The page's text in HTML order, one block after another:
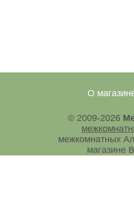
О
© 2009-2026
межкомнатных
магазине